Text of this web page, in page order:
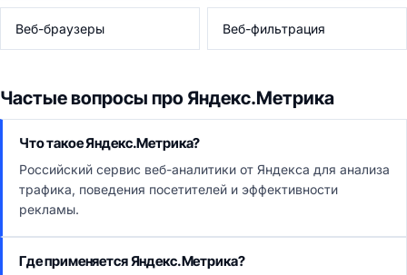
Веб-браузеры Веб-фильтрация
Частые вопросы про Яндекс.Метрика
Что такое Яндекс.Метрика?
Российский сервис веб-аналитики от Яндекса для анализа
трафика, поведения посетителей и эффективности
рекламы.
Где применяется Яндекс.Метрика?